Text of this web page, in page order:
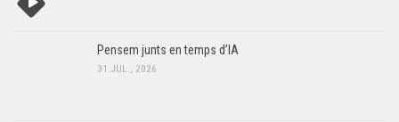
Pensem junts en temps d’IA
31 JUL., 2026